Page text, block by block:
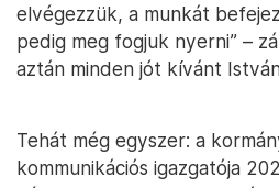
elvégezzük, a munkát
pedig meg fogjuk nyerni” –
aztán minden jót kívánt
Tehát még egyszer: a
kommunikációs igazgatója